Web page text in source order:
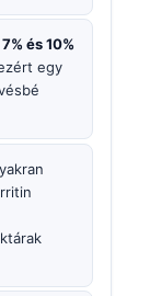
7% és 10%
egy